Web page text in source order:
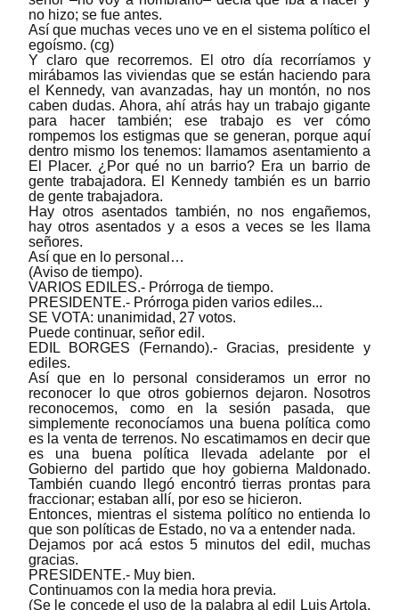
no hizo; se fue antes.
Así que muchas veces uno ve en el sistema político el
egoísmo. (cg)
Y claro que recorremos. El otro día recorríamos y
mirábamos las viviendas que se están haciendo para
el Kennedy, van avanzadas, hay un montón, no nos
caben dudas. Ahora, ahí atrás hay un trabajo gigante
para hacer también; ese trabajo es ver cómo
rompemos los estigmas que se generan, porque aquí
dentro mismo los tenemos: llamamos asentamiento a
El Placer. ¿Por qué no un barrio? Era un barrio de
gente trabajadora. El Kennedy también es un barrio
de gente trabajadora.
Hay otros asentados también, no nos engañemos,
hay otros asentados y a esos a veces se les llama
señores.
Así que en lo personal…
(Aviso de tiempo).
VARIOS EDILES.- Prórroga de tiempo.
PRESIDENTE.- Prórroga piden varios ediles...
SE VOTA: unanimidad, 27 votos.
Puede continuar, señor edil.
EDIL BORGES (Fernando).- Gracias, presidente y
ediles.
Así que en lo personal consideramos un error no
reconocer lo que otros gobiernos dejaron. Nosotros
reconocemos, como en la sesión pasada, que
simplemente reconocíamos una buena política como
es la venta de terrenos. No escatimamos en decir que
es una buena política llevada adelante por el
Gobierno del partido que hoy gobierna Maldonado.
También cuando llegó encontró tierras prontas para
fraccionar; estaban allí, por eso se hicieron.
Entonces, mientras el sistema político no entienda lo
que son políticas de Estado, no va a entender nada.
Dejamos por acá estos 5 minutos del edil, muchas
gracias.
PRESIDENTE.- Muy bien.
Continuamos con la media hora previa.
(Se le concede el uso de la palabra al edil Luis Artola,